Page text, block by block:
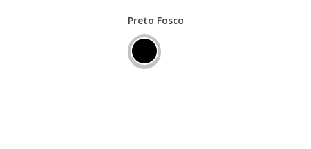
Preto Fosco